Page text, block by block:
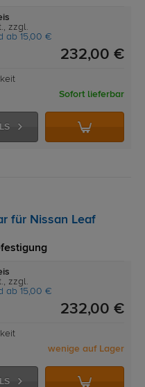
zzgl.
ab 15,00 €
232,00 €
Sofort lieferbar
für Nissan Leaf
zzgl.
ab 15,00 €
232,00 €
wenige auf Lager